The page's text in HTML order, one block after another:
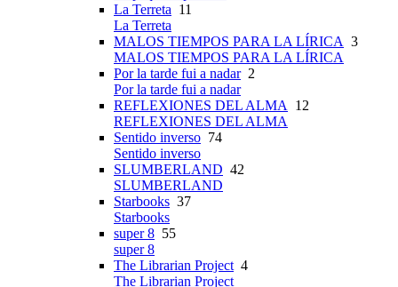
La Terreta 11
La Terreta
MALOS TIEMPOS PARA LA LÍRICA 3
MALOS TIEMPOS PARA LA LÍRICA
Por la tarde fui a nadar2
Por la tarde fui a nadar
REFLEXIONES DEL ALMA 12
REFLEXIONES DEL ALMA
Sentido inverso 74
Sentido inverso
SLUMBERLAND 42
SLUMBERLAND
Starbooks 37
Starbooks
super 8 55
super 8
The Librarian Project4
The Librarian Project